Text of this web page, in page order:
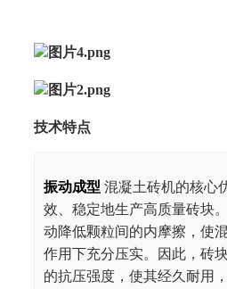
技术特点
振动成型 混凝土砖机的核心
效、稳定地生产高质量砖块
动降低颗粒间的内摩擦，使
作用下充分压实。因此，砖
的抗压强度，使其经久耐用